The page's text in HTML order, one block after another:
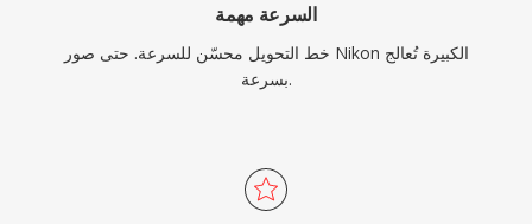
السرعة مهمة
خط التحويل محسّن للسرعة. حتى صور Nikon الكبيرة تُعالج
بسرعة.